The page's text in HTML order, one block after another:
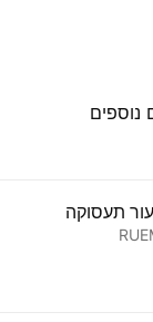
נוספים
תעסוקה